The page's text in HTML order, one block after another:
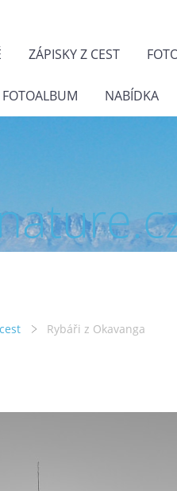
ZÁPISKY Z CEST
FOTOALBUM NABÍDKA
Rybáři z Okavanga